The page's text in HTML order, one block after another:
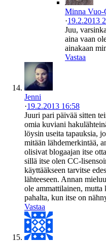
Minna Vuo-
·19.2.2013
Juu,
aina vaan
ainakaan
Vastaa
Jenni
·19.2.2013 16:58
Juuri pari päivää sitten
omia kuviani
löysin useita tapauksia,
mitään lähdemerkintää,
olisivat blogaajan itse
sillä itse olen CC-
käyttääkseen tarvitse
lähteeseen. Annan
ole ammattilainen,
pahalta, kun itse on
Vastaa